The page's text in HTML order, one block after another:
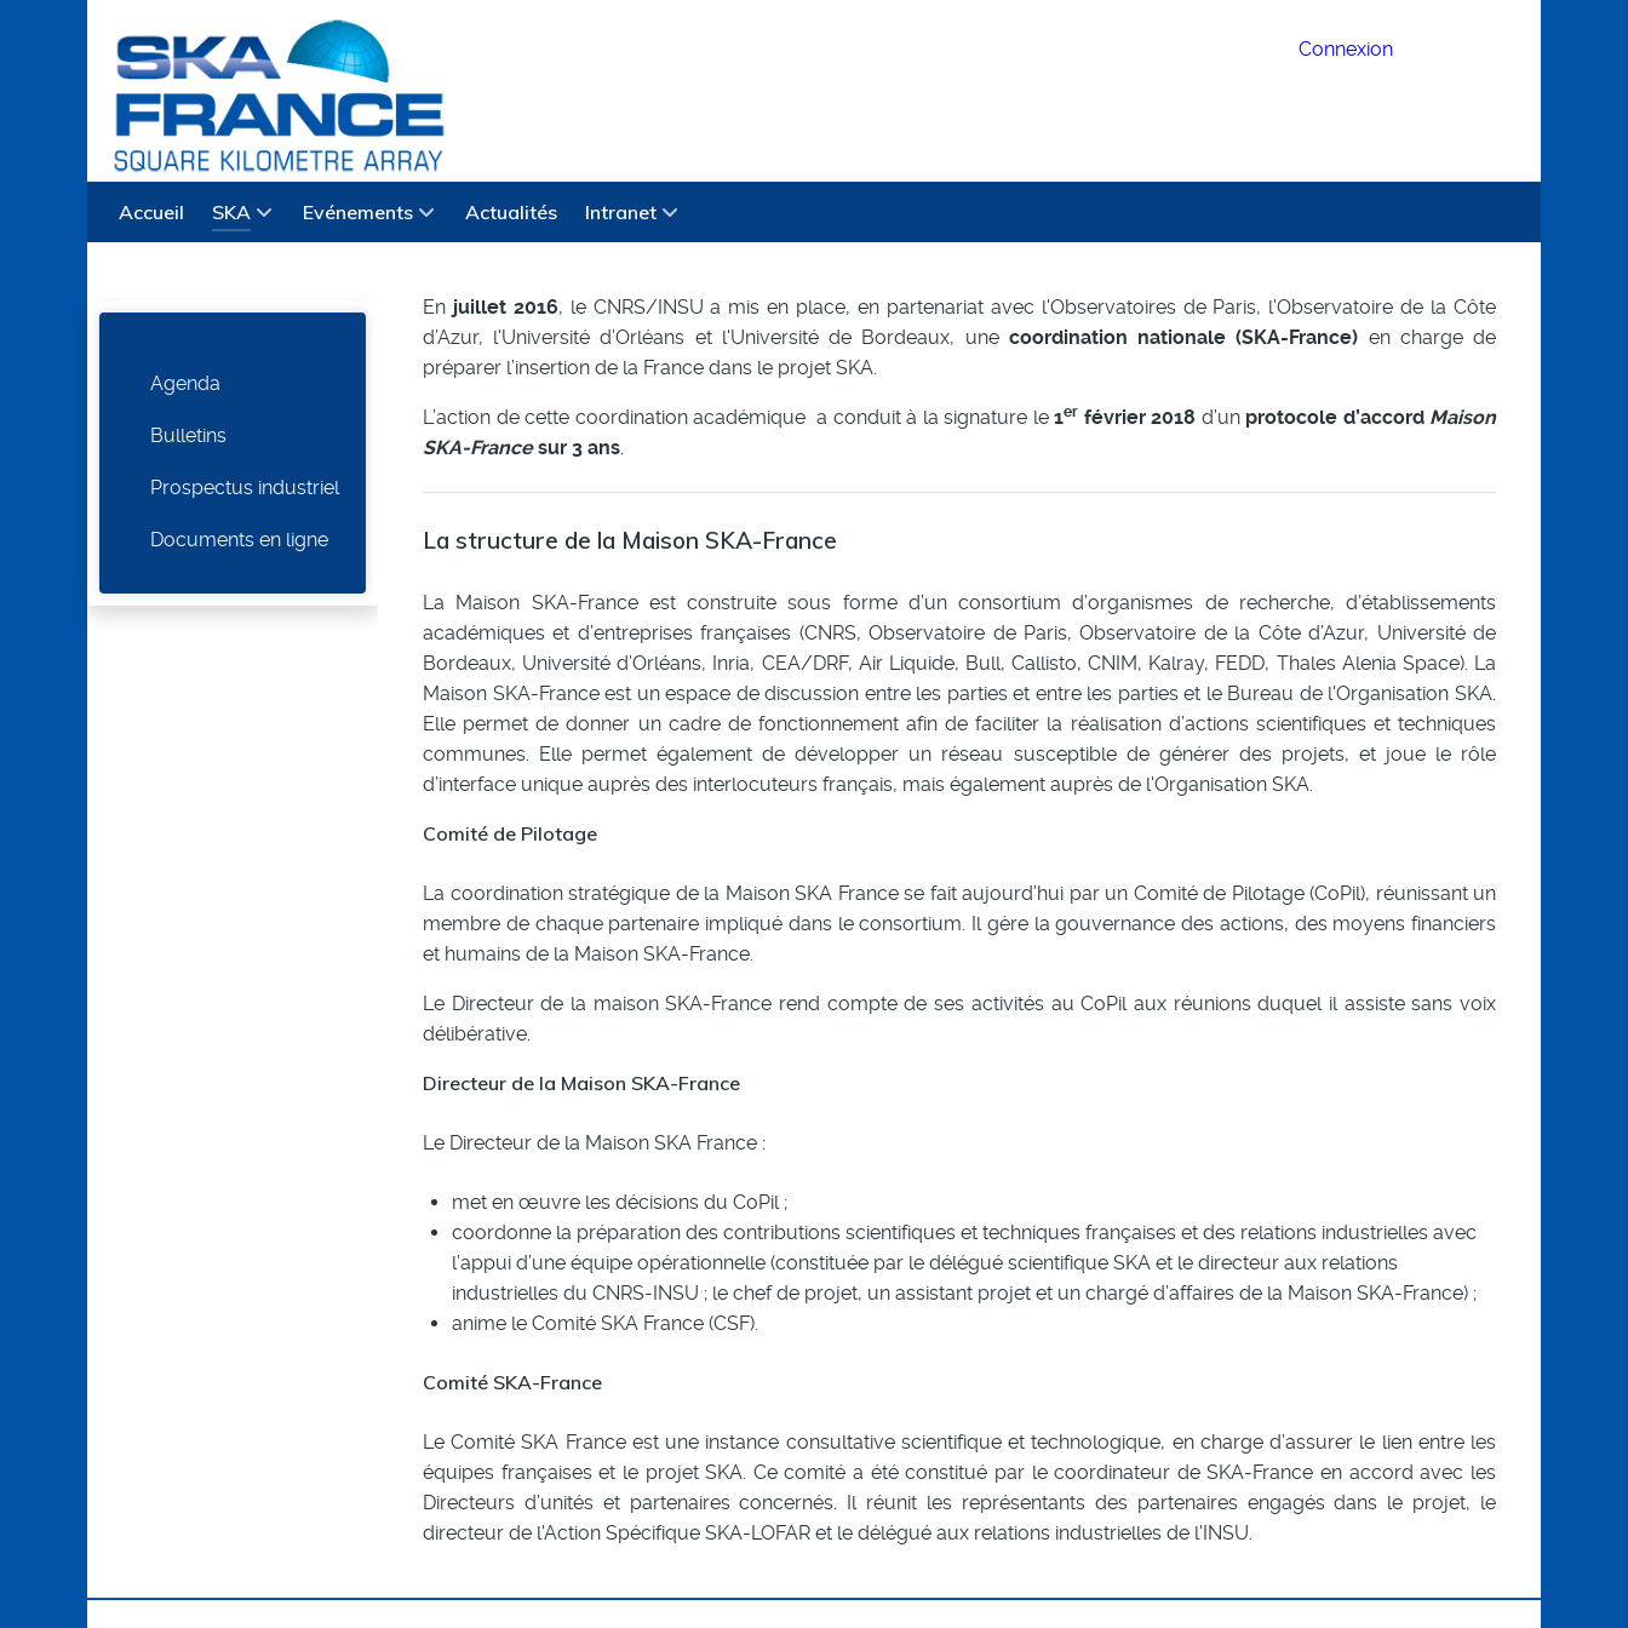
Connexion
Accueil SKA Evénements Actualités Intranet
Agenda
Bulletins
Prospectus industriel
Documents en ligne
En juillet 2016, le CNRS/INSU a mis en place, en partenariat avec l'Observatoires de Paris, l'Observatoire de la Côte
d’Azur, l'Université d’Orléans et l'Université de Bordeaux, une coordination nationale (SKA-France) en charge de
préparer l’insertion de la France dans le projet SKA.
L’action de cette coordination académique a conduit à la signature le 1er février 2018 d’un protocole d’accord Maison
SKA-Francesur 3 ans.
La structure de la Maison SKA-France
La Maison SKA-France est construite sous forme d’un consortium d’organismes de recherche, d’établissements
académiques et d’entreprises françaises (CNRS, Observatoire de Paris, Observatoire de la Côte d’Azur, Université de
Bordeaux, Université d’Orléans, Inria, CEA/DRF, Air Liquide, Bull, Callisto, CNIM, Kalray, FEDD, Thales Alenia Space). La
Maison SKA-France est un espace de discussion entre les parties et entre les parties et le Bureau de l'Organisation SKA.
Elle permet de donner un cadre de fonctionnement afin de faciliter la réalisation d’actions scientifiques et techniques
communes. Elle permet également de développer un réseau susceptible de générer des projets, et joue le rôle
d’interface unique auprès des interlocuteurs français, mais également auprès de l'Organisation SKA.
Comité de Pilotage
La coordination stratégique de la Maison SKA France se fait aujourd’hui par un Comité de Pilotage (CoPil), réunissant un
membre de chaque partenaire impliqué dans le consortium. Il gère la gouvernance des actions, des moyens financiers
et humains de la Maison SKA-France.
Le Directeur de la maison SKA-France rend compte de ses activités au CoPil aux réunions duquel il assiste sans voix
délibérative.
Directeur de la Maison SKA-France
Le Directeur de la Maison SKA France :
met en œuvre les décisions du CoPil ;
coordonne la préparation des contributions scientifiques et techniques françaises et des relations industrielles avec
l’appui d’une équipe opérationnelle (constituée par le délégué scientifique SKA et le directeur aux relations
industrielles du CNRS-INSU ; le chef de projet, un assistant projet et un chargé d’affaires de la Maison SKA-France) ;
anime le Comité SKA France (CSF).
Comité SKA-France
Le Comité SKA France est une instance consultative scientifique et technologique, en charge d’assurer le lien entre les
équipes françaises et le projet SKA. Ce comité a été constitué par le coordinateur de SKA-France en accord avec les
Directeurs d’unités et partenaires concernés. Il réunit les représentants des partenaires engagés dans le projet, le
directeur de l'Action Spécifique SKA-LOFAR et le délégué aux relations industrielles de l'INSU.